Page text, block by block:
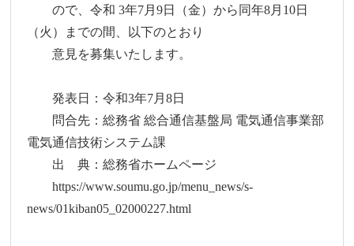
ので、令和 3年7月9日（金）から同年8月10日
（火）までの間、以下のとおり
意見を募集いたします。
発表日：令和3年7月8日
問合先：総務省 総合通信基盤局 電気通信事業部
電気通信技術システム課
出 典：総務省ホームページ
https://www.soumu.go.jp/menu_news/s-
news/01kiban05_02000227.html